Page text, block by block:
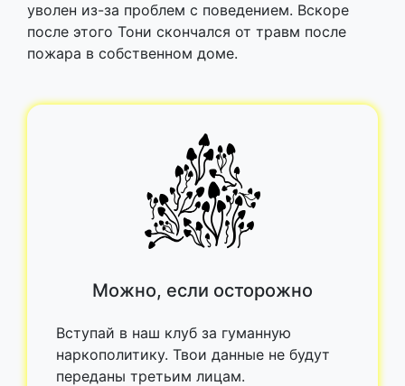
уволен из-за проблем с поведением. Вскоре
после этого Тони скончался от травм после
пожара в собственном доме.
Можно, если осторожно
Вступай в наш клуб за гуманную
наркополитику. Твои данные не будут
переданы третьим лицам.